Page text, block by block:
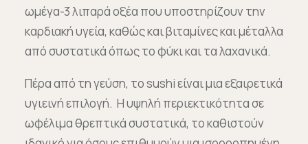
ωμέγα-3 λιπαρά οξέα που υποστηρίζουν την
καρδιακή υγεία, καθώς και βιταμίνες και μέταλλα
από συστατικά όπως το φύκι και τα λαχανικά.
Πέρα από τη γεύση, το sushi είναι μια εξαιρετικά
υγιεινή επιλογή. Η υψηλή περιεκτικότητα σε
ωφέλιμα θρεπτικά συστατικά, το καθιστούν